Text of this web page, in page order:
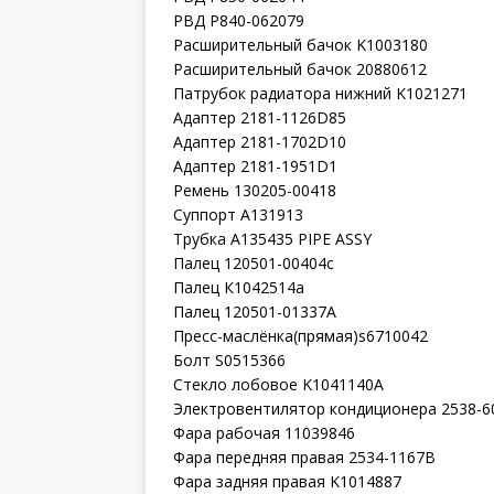
РВД P840-062079
Расширительный бачок K1003180
Расширительный бачок 20880612
Патрубок радиатора нижний K1021271
Адаптер 2181-1126D85
Адаптер 2181-1702D10
Адаптер 2181-1951D1
Ремень 130205-00418
Суппорт A131913
Трубка A135435 PIPE ASSY
Палец 120501-00404с
Палец К1042514а
Палец 120501-01337А
Пресс-маслёнка(прямая)s6710042
Болт S0515366
Стекло лобовое K1041140A
Электровентилятор кондиционера 2538-
Фара рабочая 11039846
Фара передняя правая 2534-1167B
Фара задняя правая K1014887